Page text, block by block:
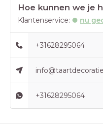
Hoe kunnen we je
Klantenservice: nu
+31628295064
+31628295064